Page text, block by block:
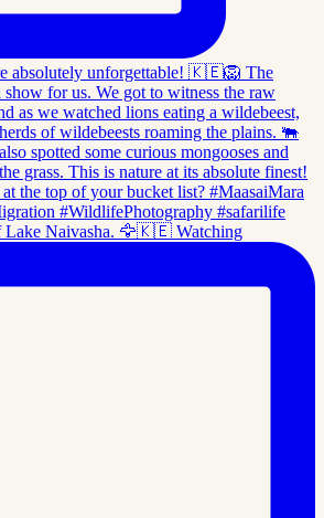
Lake Naivasha. 🦅🇰🇪 Watching